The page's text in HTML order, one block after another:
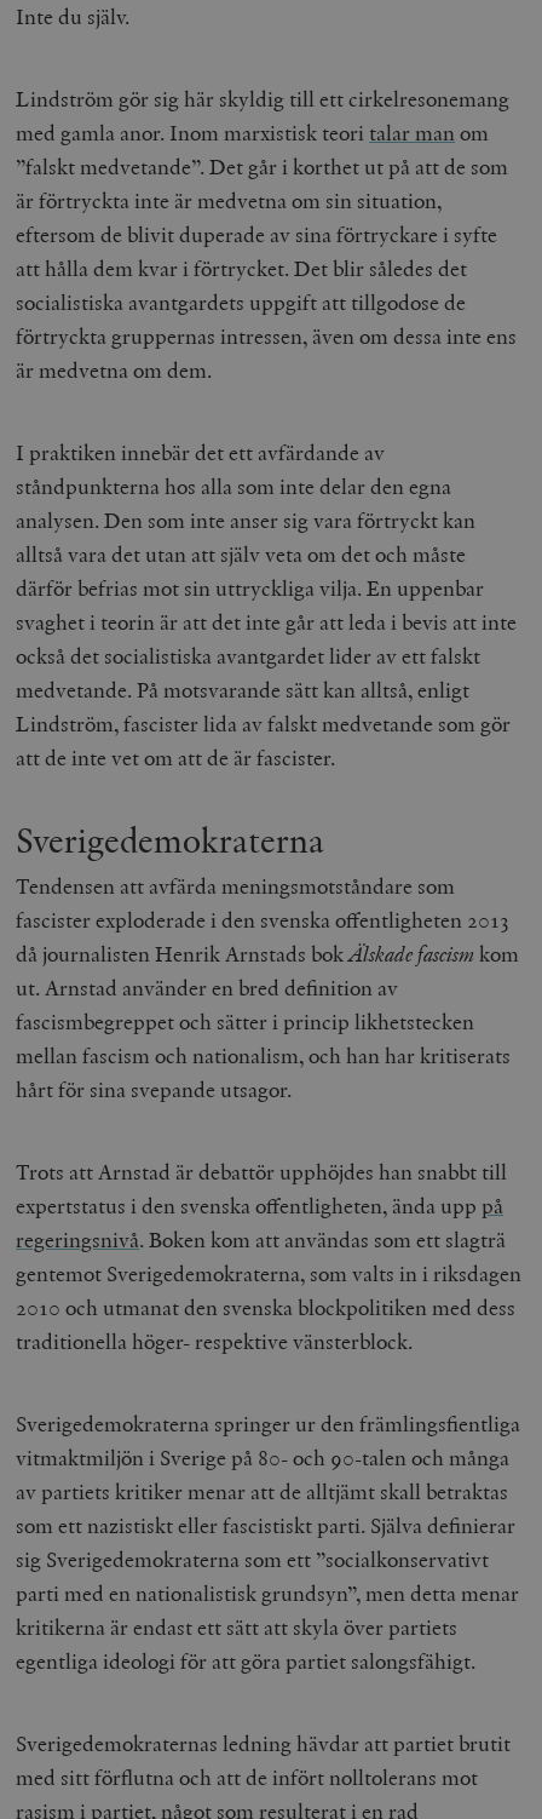
Inte du själv.
Lindström gör sig här skyldig till ett cirkelresonemang
med gamla anor. Inom marxistisk teori talar manom
”falskt medvetande”. Det går i korthet ut på att de som
är förtryckta inte är medvetna om sin situation,
eftersom de blivit duperade av sina förtryckare i syfte
att hålla dem kvar i förtrycket. Det blir således det
socialistiska avantgardets uppgift att tillgodose de
förtryckta gruppernas intressen, även om dessa inte ens
är medvetna om dem.
I praktiken innebär det ett avfärdande av
ståndpunkterna hos alla som inte delar den egna
analysen. Den som inte anser sig vara förtryckt kan
alltså vara det utan att själv veta om det och måste
därför befrias mot sin uttryckliga vilja. En uppenbar
svaghet i teorin är att det inte går att leda i bevis att inte
också det socialistiska avantgardet lider av ett falskt
medvetande. På motsvarande sätt kan alltså, enligt
Lindström, fascister lida av falskt medvetande som gör
att de inte vet om att de är fascister.
Sverigedemokraterna
Tendensen att avfärda meningsmotståndare som
fascister exploderade i den svenska offentligheten 2013
då journalisten Henrik Arnstads bokÄlskade fascismkom
ut. Arnstad använder en bred definition av
fascismbegreppet och sätter i princip likhetstecken
mellan fascism och nationalism, och han har kritiserats
hårt för sina svepande utsagor.
Trots att Arnstad är debattör upphöjdes han snabbt till
expertstatus i den svenska offentligheten, ända upp på
regeringsnivå. Boken kom att användas som ett slagträ
gentemot Sverigedemokraterna, som valts in i riksdagen
2010 och utmanat den svenska blockpolitiken med dess
traditionella höger- respektive vänsterblock.
Sverigedemokraterna springer ur den främlingsfientliga
vitmaktmiljön i Sverige på 80- och 90-talen och många
av partiets kritiker menar att de alltjämt skall betraktas
som ett nazistiskt eller fascistiskt parti. Själva definierar
sig Sverigedemokraterna som ett ”socialkonservativt
parti med en nationalistisk grundsyn”, men detta menar
kritikerna är endast ett sätt att skyla över partiets
egentliga ideologi för att göra partiet salongsfähigt.
Sverigedemokraternas ledning hävdar att partiet brutit
med sitt förflutna och att de infört nolltolerans mot
rasism i partiet, något som resulterat i en rad